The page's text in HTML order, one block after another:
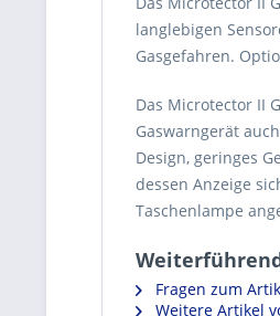
langlebigen
Gasgefahren.
Das Microtector II
Gaswarngerät
Design, geringes
dessen Anzeige
Taschenlampe
Fragen zum
Weitere Artikel